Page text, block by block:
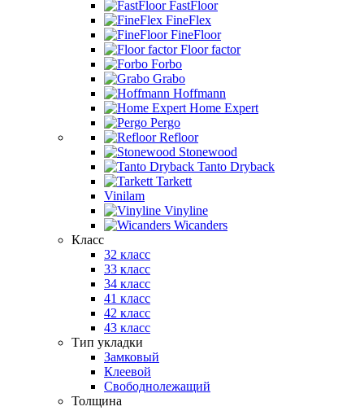
FastFloor
FineFlex
FineFloor
Floor factor
Forbo
Grabo
Hoffmann
Home Expert
Pergo
Refloor
Stonewood
Tanto Dryback
Tarkett
Vinilam
Vinyline
Wicanders
Класс
32 класс
33 класс
34 класс
41 класс
42 класс
43 класс
Тип укладки
Замковый
Клеевой
Свободнолежащий
Толщина